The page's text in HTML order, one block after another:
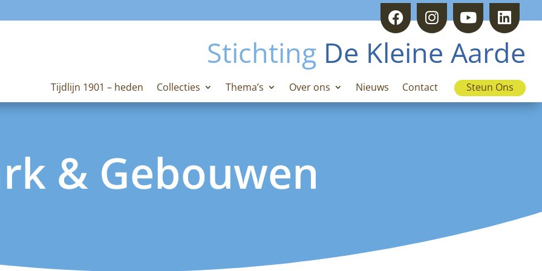
Stichting De Kleine Aarde
Tijdlijn 1901 – heden Collecties Thema’s Over ons Nieuws Contact Steun Ons
& Gebouwen